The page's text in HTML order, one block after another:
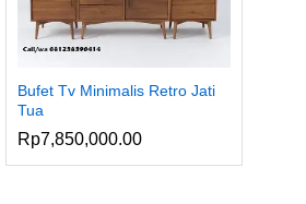
Bufet Tv Minimalis Retro Jati
Tua
Rp7,850,000.00